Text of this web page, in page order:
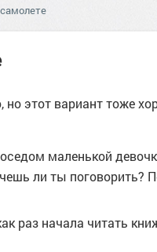
этот вариант тоже
маленькой
ли ты поговорить?
раз начала читать